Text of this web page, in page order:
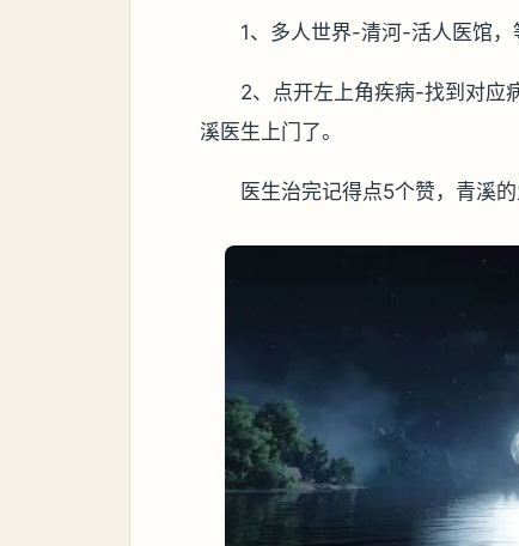
1、多人世界-清河-活人医馆，
2、点开左上角疾病-找到对应
溪医生上门了。
医生治完记得点5个赞，青溪的